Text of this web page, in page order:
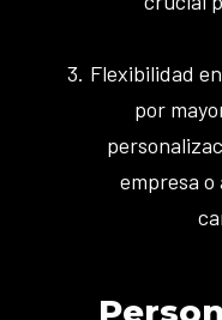
Flexibilidad
por
empresa